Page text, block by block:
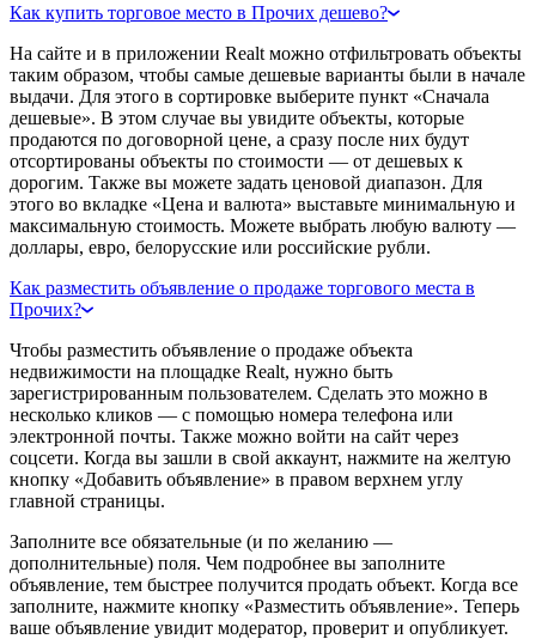
Как купить торговое место в Прочих дешево?
На сайте и в приложении Realt можно отфильтровать объекты
таким образом, чтобы самые дешевые варианты были в начале
выдачи. Для этого в сортировке выберите пункт «Сначала
дешевые». В этом случае вы увидите объекты, которые
продаются по договорной цене, а сразу после них будут
отсортированы объекты по стоимости — от дешевых к
дорогим. Также вы можете задать ценовой диапазон. Для
этого во вкладке «Цена и валюта» выставьте минимальную и
максимальную стоимость. Можете выбрать любую валюту —
доллары, евро, белорусские или российские рубли.
Как разместить объявление о продаже торгового места в
Прочих?
Чтобы разместить объявление о продаже объекта
недвижимости на площадке Realt, нужно быть
зарегистрированным пользователем. Сделать это можно в
несколько кликов — с помощью номера телефона или
электронной почты. Также можно войти на сайт через
соцсети. Когда вы зашли в свой аккаунт, нажмите на желтую
кнопку «Добавить объявление» в правом верхнем углу
главной страницы.
Заполните все обязательные (и по желанию —
дополнительные) поля. Чем подробнее вы заполните
объявление, тем быстрее получится продать объект. Когда все
заполните, нажмите кнопку «Разместить объявление». Теперь
ваше объявление увидит модератор, проверит и опубликует.